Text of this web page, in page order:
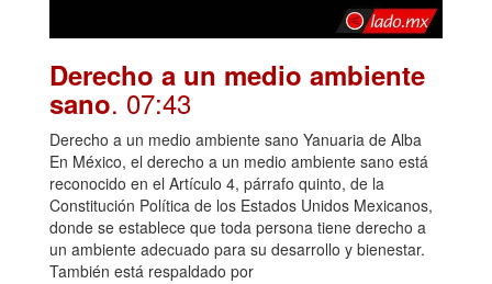
Derecho a un medio ambiente
sano. 07:43
Derecho a un medio ambiente sano Yanuaria de Alba
En México, el derecho a un medio ambiente sano está
reconocido en el Artículo 4, párrafo quinto, de la
Constitución Política de los Estados Unidos Mexicanos,
donde se establece que toda persona tiene derecho a
un ambiente adecuado para su desarrollo y bienestar.
También está respaldado por